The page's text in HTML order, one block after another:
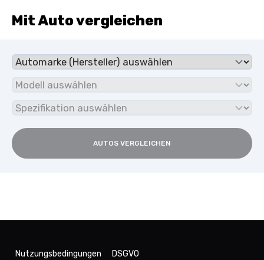
Mit Auto vergleichen
AUTOS VERGLEICHEN
Nutzungsbedingungen
DSGVO